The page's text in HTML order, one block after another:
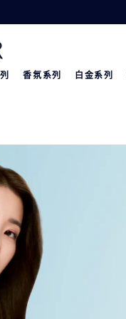
香氛系列 白金系列